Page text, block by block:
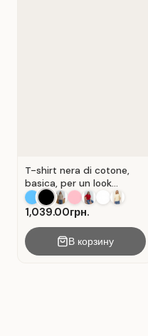
T-shirt nera di cotone,
basica, per un look
casual. Colore Nero.
1,039.00грн.
В корзину